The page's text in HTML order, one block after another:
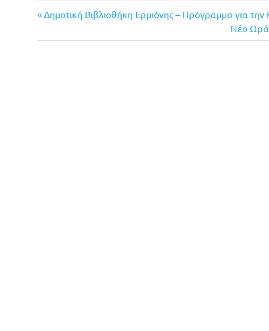
Πλοήγηση
άρθρων
Previous
Δημοτική Βιβλιοθήκη Ερμιόνης – Πρόγραμμα για
Next
Post:
Νέο